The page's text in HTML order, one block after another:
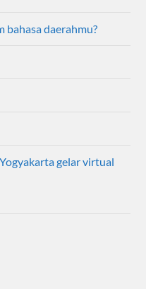
bahasa daerahmu?
gelar virtual